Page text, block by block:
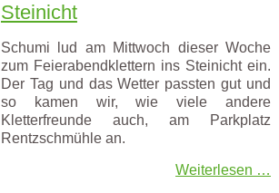
Steinicht
Schumi lud am Mittwoch dieser Woche
zum Feierabendklettern ins Steinicht ein.
Der Tag und das Wetter passten gut und
so kamen wir, wie viele andere
Kletterfreunde auch, am Parkplatz
Rentzschmühle an.
Weiterlesen …